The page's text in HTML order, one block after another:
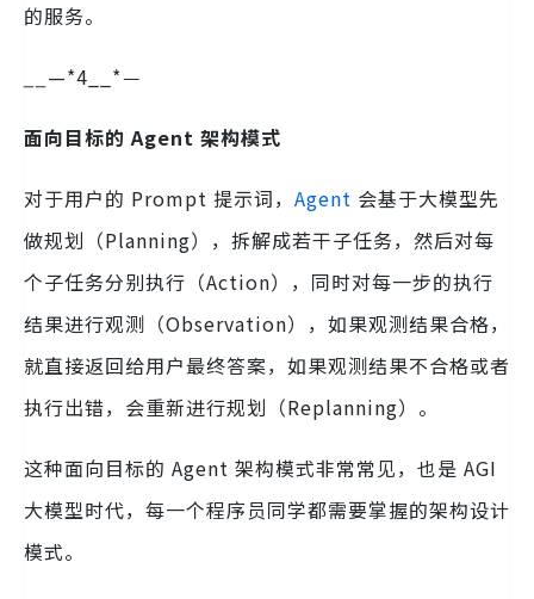
的服务。
—*4__*—
面向目标的 Agent 架构模式
对于用户的 Prompt 提示词， Agent 会基于大模型先
做规划（Planning），拆解成若干子任务，然后对每
个子任务分别执行（Action），同时对每一步的执行
结果进行观测（Observation），如果观测结果合格，
就直接返回给用户最终答案，如果观测结果不合格或者
执行出错，会重新进行规划（Replanning）。
这种面向目标的 Agent 架构模式非常常见，也是 AGI
大模型时代，每一个程序员同学都需要掌握的架构设计
模式。